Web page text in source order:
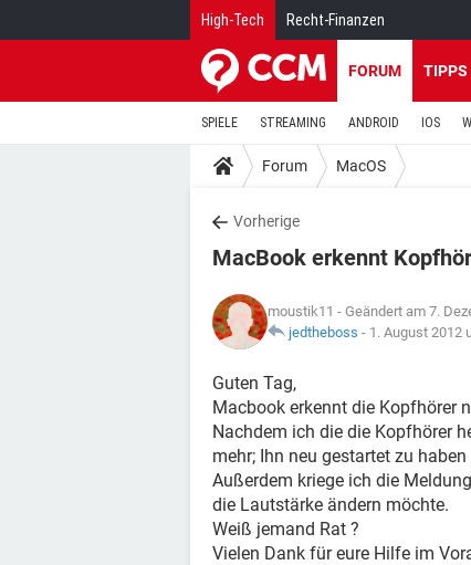
High-Tech Recht-Finanzen
FORUM TIPPS
SPIELE STREAMING ANDROID IOS
Forum MacOS
Vorherige
MacBook erkennt
moustik11 - Geändert am 7.
jedtheboss - 1. August 2012
Guten Tag,
Macbook erkennt die Kopfhörer
Nachdem ich die die Kopfhörer
mehr; Ihn neu gestartet zu
Außerdem kriege ich die
die Lautstärke ändern möchte.
Weiß jemand Rat ?
Vielen Dank für eure Hilfe im